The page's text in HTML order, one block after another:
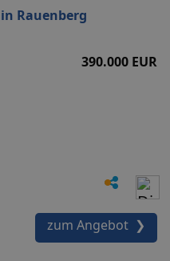
Rauenberg
390.000 EUR
zum Angebot ❯